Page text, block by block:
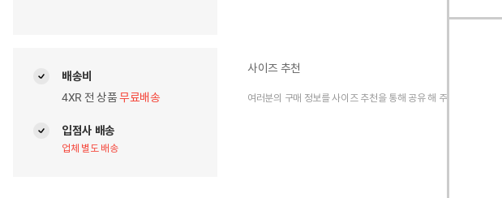
배송비
4XR 전 상품무료배송
입점사 배송
업체 별도 배송
사이즈 추천
여러분의 구매 정보를 사이즈 추천을 통해 공유 해 주세요.